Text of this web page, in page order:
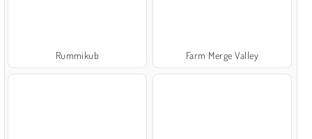
Rummikub Farm Merge Valley